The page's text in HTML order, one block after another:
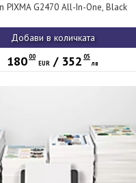
PIXMA G2470 All-In-One, Black
Добави в количката
18000
EUR
/ 352 05
лв